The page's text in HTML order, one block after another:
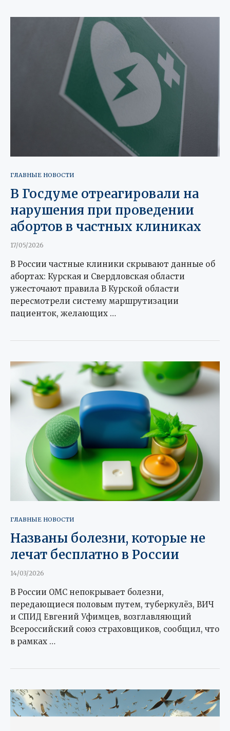
ГЛАВНЫЕ НОВОСТИ
В Госдуме отреагировали на
нарушения при проведении
абортов в частных клиниках
17/05/2026
В России частные клиники скрывают данные об
абортах: Курская и Свердловская области
ужесточают правила В Курской области
пересмотрели систему маршрутизации
пациенток, желающих …
ГЛАВНЫЕ НОВОСТИ
Названы болезни, которые не
лечат бесплатно в России
14/03/2026
В России ОМС непокрывает болезни,
передающиеся половым путем, туберкулёз, ВИЧ
и СПИД Евгений Уфимцев, возглавляющий
Всероссийский союз страховщиков, сообщил, что
в рамках …